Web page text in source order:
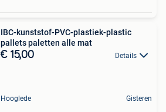
IBC-kunststof-PVC-plastiek-plastic
pallets paletten alle mat
€ 15,00 Details
Hooglede Gisteren